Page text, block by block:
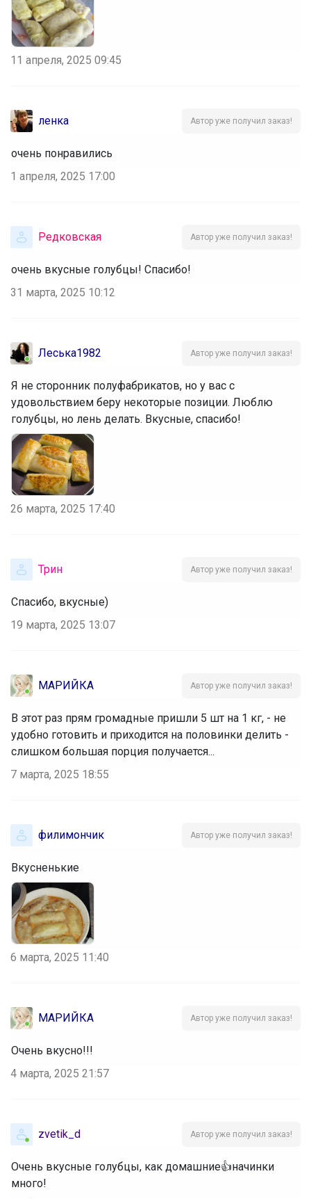
11 апреля, 2025 09:45
ленка Автор уже получил заказ!
очень понравились
1 апреля, 2025 17:00
Редковская Автор уже получил заказ!
очень вкусные голубцы! Спасибо!
31 марта, 2025 10:12
Леська1982 Автор уже получил заказ!
Я не сторонник полуфабрикатов, но у вас с
удовольствием беру некоторые позиции. Люблю
голубцы, но лень делать. Вкусные, спасибо!
26 марта, 2025 17:40
Трин Автор уже получил заказ!
Спасибо, вкусные)
19 марта, 2025 13:07
MАРИЙКА Автор уже получил заказ!
В этот раз прям громадные пришли 5 шт на 1 кг, - не
удобно готовить и приходится на половинки делить -
слишком большая порция получается...
7 марта, 2025 18:55
филимончик Автор уже получил заказ!
Вкусненькие
6 марта, 2025 11:40
MАРИЙКА Автор уже получил заказ!
Очень вкусно!!!
4 марта, 2025 21:57
zvetik_d Автор уже получил заказ!
Очень вкусные голубцы, как домашние👍начинки
много!